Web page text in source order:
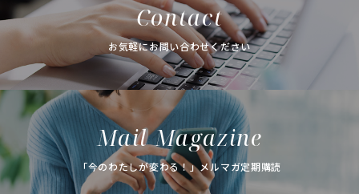
Contact
お気軽にお問い合わせください
Mail Magazine
「今のわたしが変わる！」メルマガ定期購読